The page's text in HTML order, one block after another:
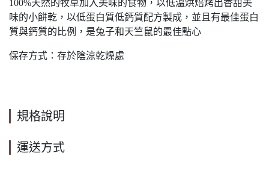
100%天然的牧草加入美味的食物，以低溫烘焙烤出香甜美
味的小餅乾，以低蛋白質低鈣質配方製成，並且有最佳蛋白
質與鈣質的比例，是兔子和天竺鼠的最佳點心
保存方式：存於陰涼乾燥處
規格說明
運送方式